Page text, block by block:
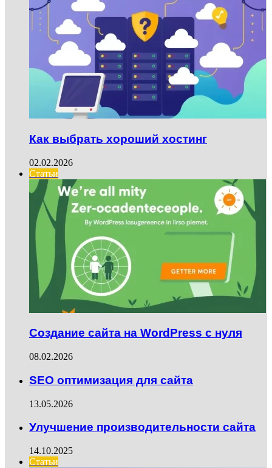
Как выбрать хороший хостинг
02.02.2026
Статьи
Создание сайта на WordPress с нуля
08.02.2026
SEO оптимизация для сайта
13.05.2026
Улучшение производительности сайта
14.10.2025
Статьи